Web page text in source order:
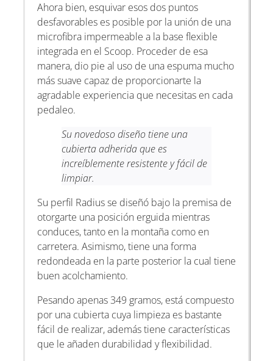
Ahora bien, esquivar esos dos puntos
desfavorables es posible por la unión de una
microfibra impermeable a la base flexible
integrada en el Scoop. Proceder de esa
manera, dio pie al uso de una espuma mucho
más suave capaz de proporcionarte la
agradable experiencia que necesitas en cada
pedaleo.
Su novedoso diseño tiene una
cubierta adherida que es
increíblemente resistente y fácil de
limpiar.
Su perfil Radius se diseñó bajo la premisa de
otorgarte una posición erguida mientras
conduces, tanto en la montaña como en
carretera. Asimismo, tiene una forma
redondeada en la parte posterior la cual tiene
buen acolchamiento.
Pesando apenas 349 gramos, está compuesto
por una cubierta cuya limpieza es bastante
fácil de realizar, además tiene características
que le añaden durabilidad y flexibilidad.